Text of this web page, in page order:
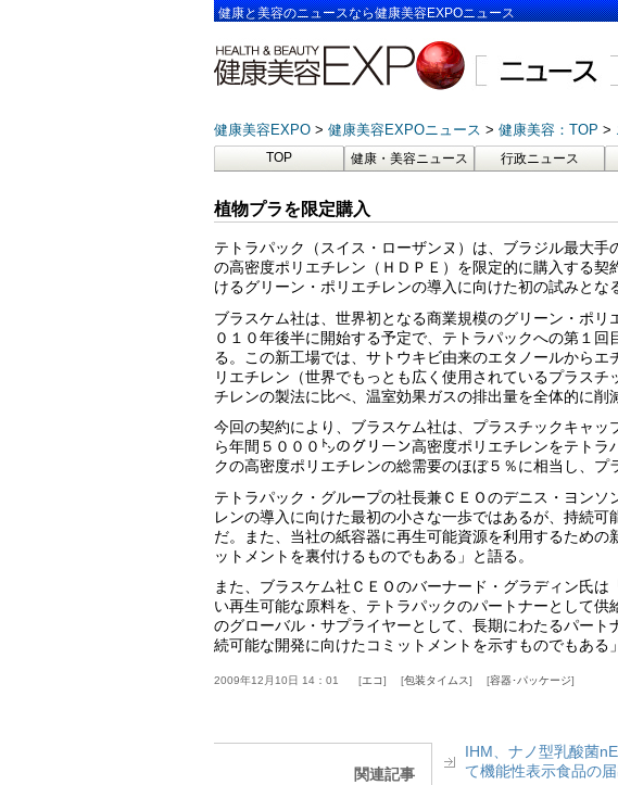
健康と美容のニュースなら健康美容EXPOニュース
健康美容EXPO 健康美容EXPOニュース 健康美容：TOP
TOP 健康・美容ニュース 行政ニュース
植物プラを限定購入
テトラパック（スイス・ローザンヌ）は、ブラジル最大
の高密度ポリエチレン（ＨＤＰＥ）を限定的に購入する
けるグリーン・ポリエチレンの導入に向けた初の試みとな
ブラスケム社は、世界初となる商業規模のグリーン・ポリ
０１０年後半に開始する予定で、テトラパックへの第１
る。この新工場では、サトウキビ由来のエタノールから
リエチレン（世界でもっとも広く使用されているプラス
チレンの製法に比べ、温室効果ガスの排出量を全体的に削
今回の契約により、ブラスケム社は、プラスチックキャ
ら年間５０００㌧のグリーン高密度ポリエチレンをテト
クの高密度ポリエチレンの総需要のほぼ５％に相当し、プ
テトラパック・グループの社長兼ＣＥＯのデニス・ヨン
レンの導入に向けた最初の小さな一歩ではあるが、持続
だ。また、当社の紙容器に再生可能資源を利用するための
ットメントを裏付けるものでもある」と語る。
また、ブラスケム社ＣＥＯのバーナード・グラディン氏
い再生可能な原料を、テトラパックのパートナーとして
のグローバル・サプライヤーとして、長期にわたるパー
続可能な開発に向けたコミットメントを示すものでもある
2009年12月10日 14：01 エコ 包装タイムス 容器･パッケージ
関連記事
IHM、ナノ型乳酸菌
て機能性表示食品の